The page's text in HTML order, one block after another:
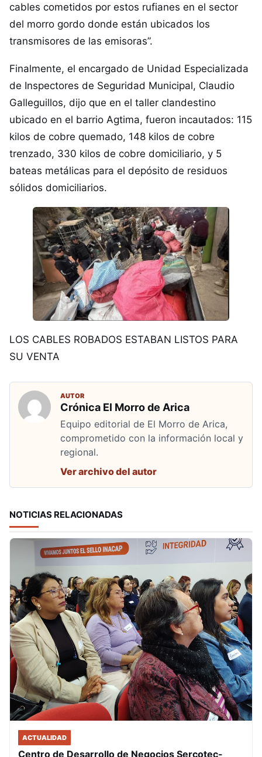
cables cometidos por estos rufianes en el sector
del morro gordo donde están ubicados los
transmisores de las emisoras”.
Finalmente, el encargado de Unidad Especializada
de Inspectores de Seguridad Municipal, Claudio
Galleguillos, dijo que en el taller clandestino
ubicado en el barrio Agtima, fueron incautados: 115
kilos de cobre quemado, 148 kilos de cobre
trenzado, 330 kilos de cobre domiciliario, y 5
bateas metálicas para el depósito de residuos
sólidos domiciliarios.
LOS CABLES ROBADOS ESTABAN LISTOS PARA
SU VENTA
AUTOR
Crónica El Morro de Arica
Equipo editorial de El Morro de Arica,
comprometido con la información local y
regional.
Ver archivo del autor
NOTICIAS RELACIONADAS
ACTUALIDAD
Centro de Desarrollo de Negocios Sercotec-